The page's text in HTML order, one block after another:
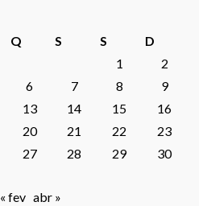
Q S S
D
1
2
6 7 8
9
13 14 15
16
20 21 22
23
27 28 29
30
« fev abr »